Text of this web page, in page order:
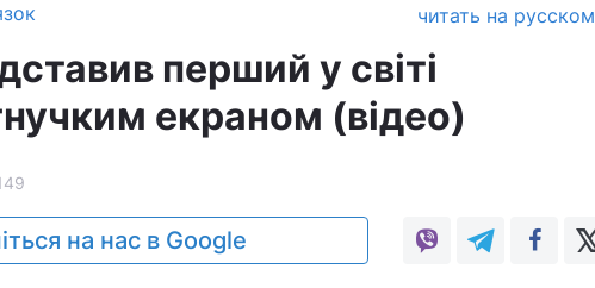
читать на русском
перший у світі
екраном (відео)
на нас в Google